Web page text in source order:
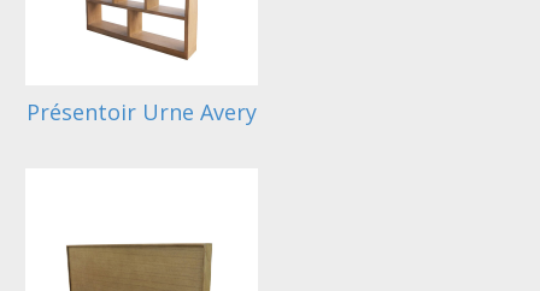
Présentoir Urne Avery